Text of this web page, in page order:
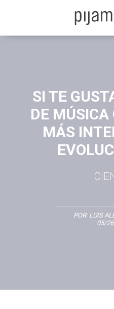
SI TE
DE MÚSICA
MÁS
POR: LUIS
05/